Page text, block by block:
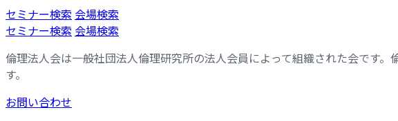
コ
ン
ン
ツ
へ
ス
ナ
ビ
ー
シ
ョ
ン
セミナー検索 会場検索
セミナー検索 会場検索
倫理法人会は一般社団法人倫理研究所の法人会員によって組織された会です
す。
お問い合わせ